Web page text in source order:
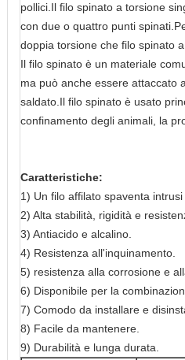
pollici.Il filo spinato a torsione
con due o quattro punti
doppia torsione che filo spinato
Il filo spinato è un materiale
ma può anche essere attaccato
saldato.Il filo spinato è usato
confinamento degli animali, la
Caratteristiche:
1) Un filo affilato spaventa intrusi
2) Alta stabilità, rigidità e
3) Antiacido e alcalino.
4) Resistenza all'inquinamento.
5) resistenza alla corrosione e
6) Disponibile per la
7) Comodo da installare e
8) Facile da mantenere.
9) Durabilità e lunga durata.